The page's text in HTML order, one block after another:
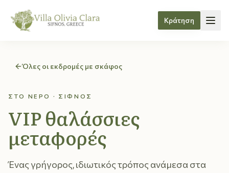
Κράτηση
Όλες οι εκδρομές με σκάφος
ΣΤΟ ΝΕΡΌ · ΣΊΦΝΟΣ
VIP θαλάσσιες
μεταφορές
Ένας γρήγορος, ιδιωτικός τρόπος ανάμεσα στα